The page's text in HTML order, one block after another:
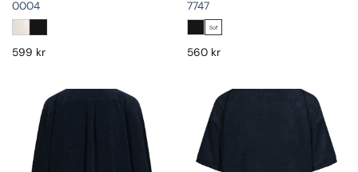
0004
599 kr
7747
Sof
560 kr